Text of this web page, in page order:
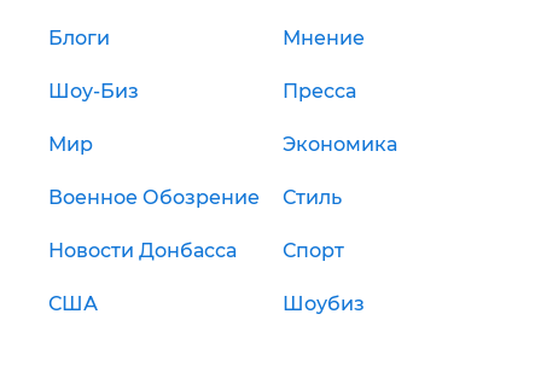
Блоги Мнение
Шоу-Биз Пресса
Мир Экономика
Военное Обозрение Стиль
Новости Донбасса Спорт
США Шоубиз